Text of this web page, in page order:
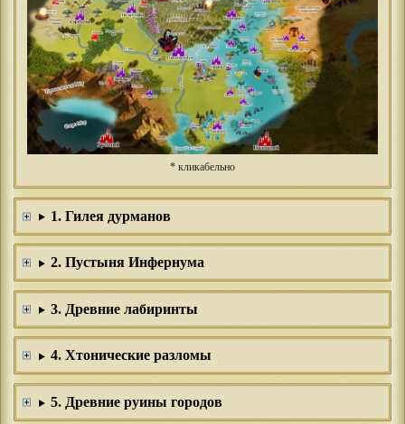
* кликабельно
1. Гилея дурманов
2. Пустыня Инфернума
3. Древние лабиринты
4. Хтонические разломы
5. Древние руины городов